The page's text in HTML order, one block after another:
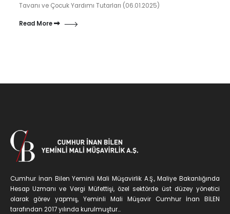
Tavanı ve Çocuk Yardımı Tutarları (06.01.2025)
Read More
Cumhur İnan Bilen Yeminli Mali Müşavirlik A.Ş., Maliye Bakanlığında
Hesap Uzmanı ve Vergi Müfettişi, özel sektörde üst düzey yönetici
olarak görev yapmış, Yeminli Mali Müşavir Cumhur İnan BİLEN
tarafından 2017 yılında kurulmuştur...